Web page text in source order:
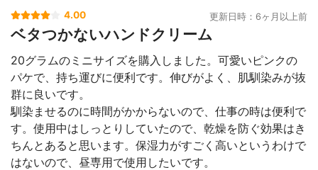
4.00 更新日時：6ヶ月以上前
ベタつかないハンドクリーム
20グラムのミニサイズを購入しました。可愛いピンクの
パケで、持ち運びに便利です。伸びがよく、肌馴染みが抜
群に良いです。
馴染ませるのに時間がかからないので、仕事の時は便利で
す。使用中はしっとりしていたので、乾燥を防ぐ効果はき
ちんとあると思います。保湿力がすごく高いというわけで
はないので、昼専用で使用したいです。